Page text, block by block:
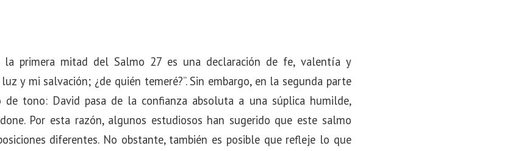
la primera mitad del Salmo 27 es una declaración de fe, valentía y
y mi salvación; ¿de quién temeré?”. Sin embargo, en la segunda parte
de tono: David pasa de la confianza absoluta a una súplica humilde,
Por esta razón, algunos estudiosos han sugerido que este salmo
diferentes. No obstante, también es posible que refleje lo que